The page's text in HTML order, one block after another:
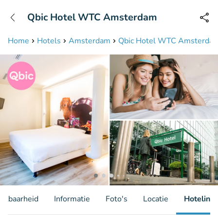
Bereikbaar tot 23:00 uur
Home Hotels Amsterdam Qbic Hotel WTC
Qbic Hotel WTC Amsterdam
Informatie Foto's Locatie Hotelinfo